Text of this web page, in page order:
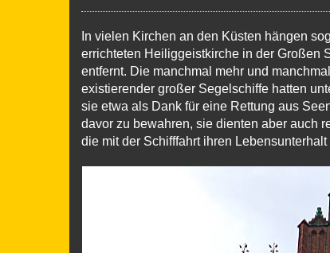
In vielen Kirchen an den Küsten hängen
errichteten Heiliggeistkirche in der Großen
entfernt. Die manchmal mehr und
existierender großer Segelschiffe hatten
sie etwa als Dank für eine Rettung aus
davor zu bewahren, sie dienten aber auch
die mit der Schifffahrt ihren Lebensunterhalt